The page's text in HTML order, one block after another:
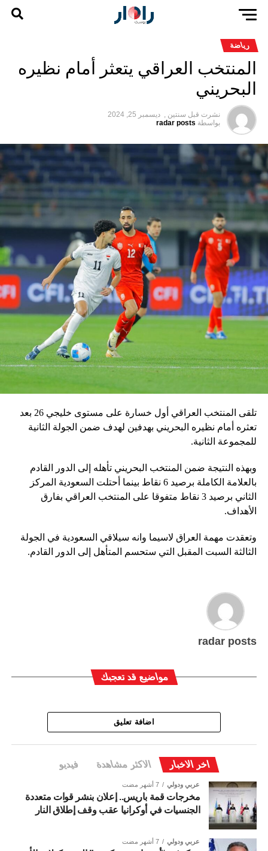
رياضة
المنتخب العراقي يتعثر أمام نظيره
البحريني
نشرت قبل سنتين , ديسمبر 25, 2024
بواسطة radar posts
تلقى المنتخب العراقي أول خسارة على مستوى خليجي 26 بعد
تعثره أمام نظيره البحريني بهدفين لهدف ضمن الجولة الثانية
للمجموعة الثانية.
وبهذه النتيجة ضمن المنتخب البحريني تأهله إلى الدور القادم
بالعلامة الكاملة برصيد 6 نقاط بينما أحتلت السعودية المركز
الثاني برصيد 3 نقاط متفوقا على المنتخب العراقي بفارق
الأهداف.
وتعقدت مهمة العراق لاسيما وانه سيلاقي السعودية في الجولة
الثالثة السبت المقبل التي ستحسم المتأهل إلى الدور القادم.
radar posts
مواضيع قد تعجبك
اضافة تعليق
اخر الاخبار الاكثر مشاهدة فيديو
عربي ودولي 7 أشهر مضت
مخرجات قمة باريس.. إعلان بنشر قوات متعددة
الجنسيات في أوكرانيا عقب وقف إطلاق النار
عربي ودولي 7 أشهر مضت